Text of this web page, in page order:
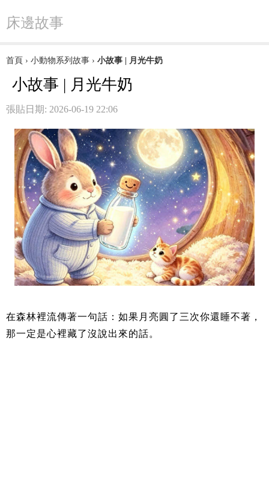
床邊故事
首頁 › 小動物系列故事 › 小故事 | 月光牛奶
小故事 | 月光牛奶
張貼日期: 2026-06-19 22:06
在森林裡流傳著一句話：如果月亮圓了三次你還睡不著，
那一定是心裡藏了沒說出來的話。